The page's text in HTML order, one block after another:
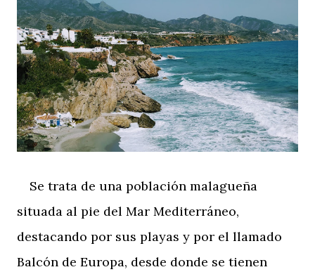
Se trata de una población malagueña
situada al pie del Mar Mediterráneo,
destacando por sus playas y por el llamado
Balcón de Europa, desde donde se tienen